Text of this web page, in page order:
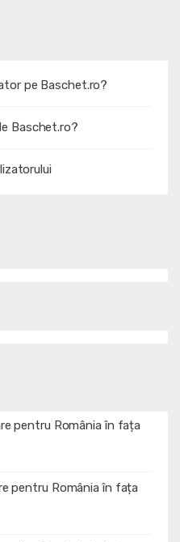
pe Baschet.ro?
Baschet.ro?
pentru România în fața
pentru România în fața